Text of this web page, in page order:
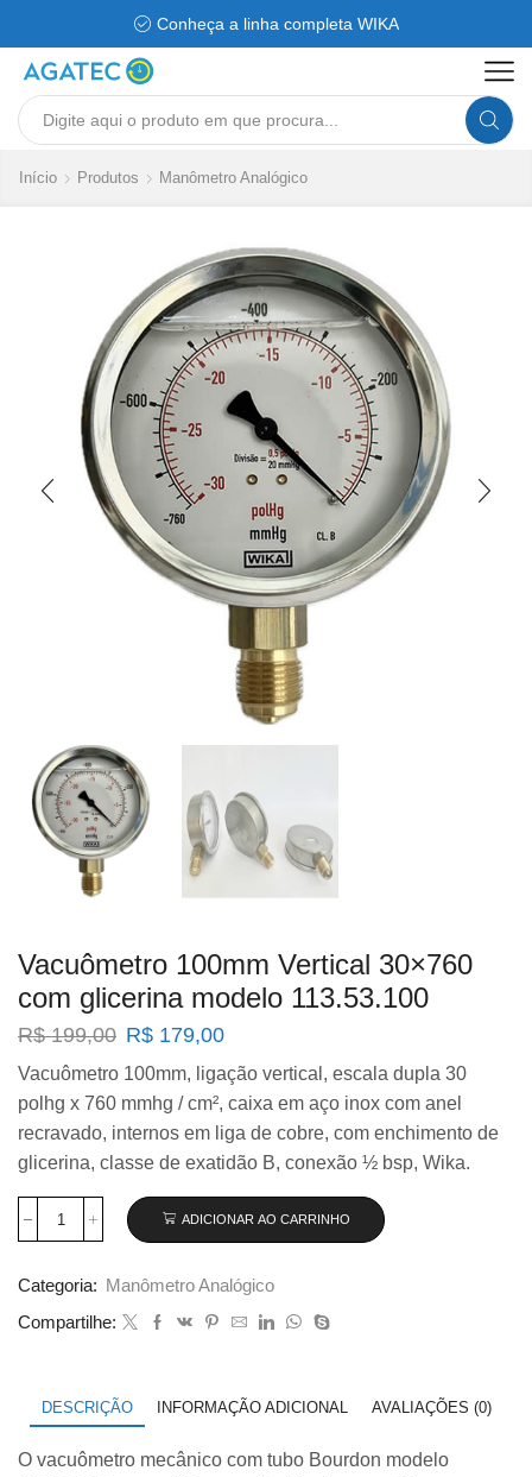
Conheça a linha completa WIKA
Search
Início Produtos Manômetro Analógico
Vacuômetro 100mm Vertical 30×760
com glicerina modelo 113.53.100
R$199,00 O
original
era:
R$ 199,00.
R$ 179,00O
atual
é:
R$ 179,00.
Vacuômetro 100mm, ligação vertical, escala dupla 30
polhg x 760 mmhg / cm², caixa em aço inox com anel
recravado, internos em liga de cobre, com enchimento de
glicerina, classe de exatidão B, conexão ½ bsp, Wika.
Vacuômetro
30×760
com
glicerina
quantidade
ADICIONAR AO CARRINHO
Categoria:
Manômetro Analógico
Compartilhe:
DESCRIÇÃO INFORMAÇÃO ADICIONAL AVALIAÇÕES (0)
O vacuômetro mecânico com tubo Bourdon modelo